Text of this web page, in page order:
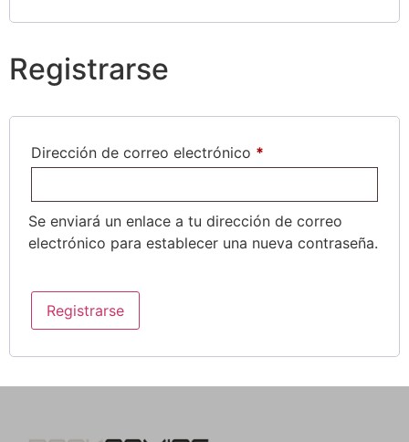
Registrarse
Dirección de correo electrónico *
Se enviará un enlace a tu dirección de correo
electrónico para establecer una nueva contraseña.
Registrarse